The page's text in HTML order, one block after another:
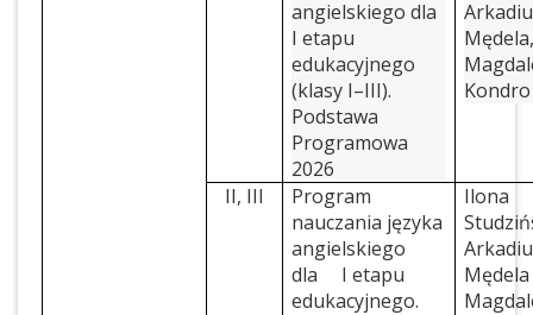
angielskiego dla
I etapu
edukacyjnego
(klasy I–III).
Podstawa
Programowa
2026
Kondro
II, III
Program
nauczania języka
angielskiego
dla I etapu
edukacyjnego.
Ilona
Mędela